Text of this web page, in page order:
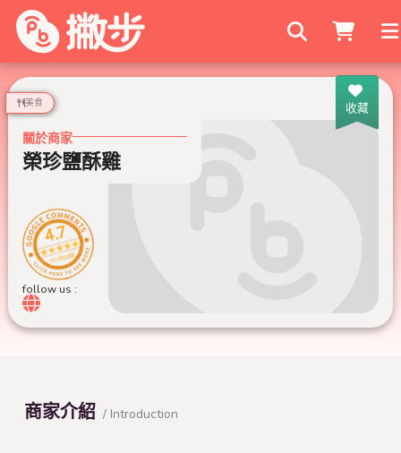
搜尋商家
收藏
美食
關於商家
榮珍鹽酥雞
4.7
359 則評論
follow us :
商家介紹 / Introduction